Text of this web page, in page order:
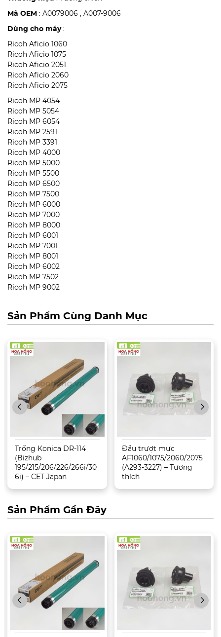
Mã OEM : A0079006 , A007-9006
Dùng cho máy:
Ricoh Aficio 1060
Ricoh Aficio 1075
Ricoh Aficio 2051
Ricoh Aficio 2060
Ricoh Aficio 2075
Ricoh MP 4054
Ricoh MP 5054
Ricoh MP 6054
Ricoh MP 2591
Ricoh MP 3391
Ricoh MP 4000
Ricoh MP 5000
Ricoh MP 5500
Ricoh MP 6500
Ricoh MP 7500
Ricoh MP 6000
Ricoh MP 7000
Ricoh MP 8000
Ricoh MP 6001
Ricoh MP 7001
Ricoh MP 8001
Ricoh MP 6002
Ricoh MP 7502
Ricoh MP 9002
Sản Phẩm Cùng Danh Mục
Trống Konica DR-114
(Bizhub
195/215/206/226/266i/30
6i) – CET Japan
Đầu trượt mực
AF1060/1075/2060/2075
(A293-3227) – Tương
thích
Sản Phẩm Gần Đây